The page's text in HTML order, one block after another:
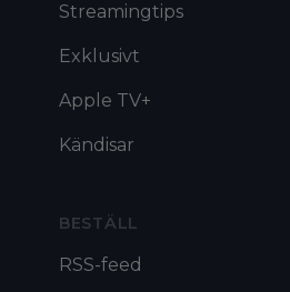
Streamingtips
Exklusivt
Apple TV+
Kändisar
BESTÄLL
RSS-feed